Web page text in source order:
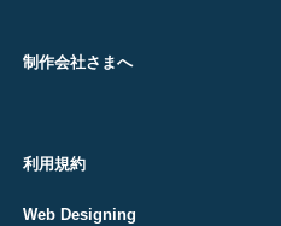
制作会社さまへ
利用規約
Web Designing